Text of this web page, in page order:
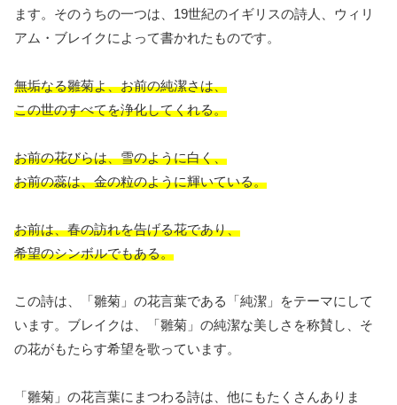
ます。そのうちの一つは、19世紀のイギリスの詩人、ウィリ
アム・ブレイクによって書かれたものです。
無垢なる雛菊よ、お前の純潔さは、
この世のすべてを浄化してくれる。
お前の花びらは、雪のように白く、
お前の蕊は、金の粒のように輝いている。
お前は、春の訪れを告げる花であり、
希望のシンボルでもある。
この詩は、「雛菊」の花言葉である「純潔」をテーマにして
います。ブレイクは、「雛菊」の純潔な美しさを称賛し、そ
の花がもたらす希望を歌っています。
「雛菊」の花言葉にまつわる詩は、他にもたくさんありま